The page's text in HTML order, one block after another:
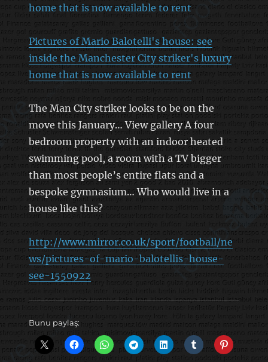
Pictures of Mario Balotelli's house: see
inside the Manchester City striker's luxury
home that is now available to rent
The Man City striker looks to be on the
move this January… View gallery A four
bedroom property with an indoor heated
swimming pool, a room with a TV bigger
than most people’s entire flats and a
bespoke gymnasium… Who would live in a
house like this?
http://www.mirror.co.uk/sport/football/ne
ws/pictures-of-mario-balotellis-house-
see-1550922
Bunu paylaş: